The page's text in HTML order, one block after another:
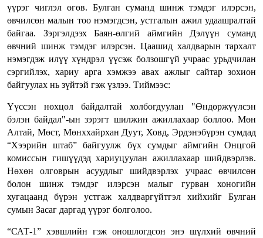
үүрэг чиглэл өгөв. Булган суманд шинж тэмдэг илэрсэн,
өвчилсөн малын тоо нэмэгдсэн, устгалын ажил удаашралтай
байгаа. Зэргэлдээх Баян-өлгий аймгийн Дэлүүн суманд
өвчний шинж тэмдэг илэрсэн. Цаашид халдварын тархалт
нэмэгдэж илүү хүндрэл үүсэж болзошгүй учраас урьдчилан
сэргийлэх, хариу арга хэмжээ авах ажлыг сайтар зохион
байгуулах нь зүйтэй гэж үзлээ. Тиймээс:
Үүссэн нөхцөл байдалтай холбогдуулан "Өндөржүүлсэн
бэлэн байдал"-ын зэрэгт шилжин ажиллахаар боллоо. Мөн
Алтай, Мөст, Мөнххайрхан Дуут, Ховд, Эрдэнэбүрэн сумдад
“Хээрийн штаб” байгуулж бүх сумдыг аймгийн Онцгой
комиссын гишүүдэд хариуцуулан ажиллахаар шийдвэрлэв.
Нөхөн олговрын асуудлыг шийдвэрлэх учраас өвчилсөн
болон шинж тэмдэг илэрсэн малыг гурван хоногийн
хугацаанд бүрэн устгаж халдваргүйтгэл хийхийг Булган
сумын Засаг даргад үүрэг болголоо.
“САТ-1” хэвшлийн гэж оношлогдсон энэ шүлхий өвчний